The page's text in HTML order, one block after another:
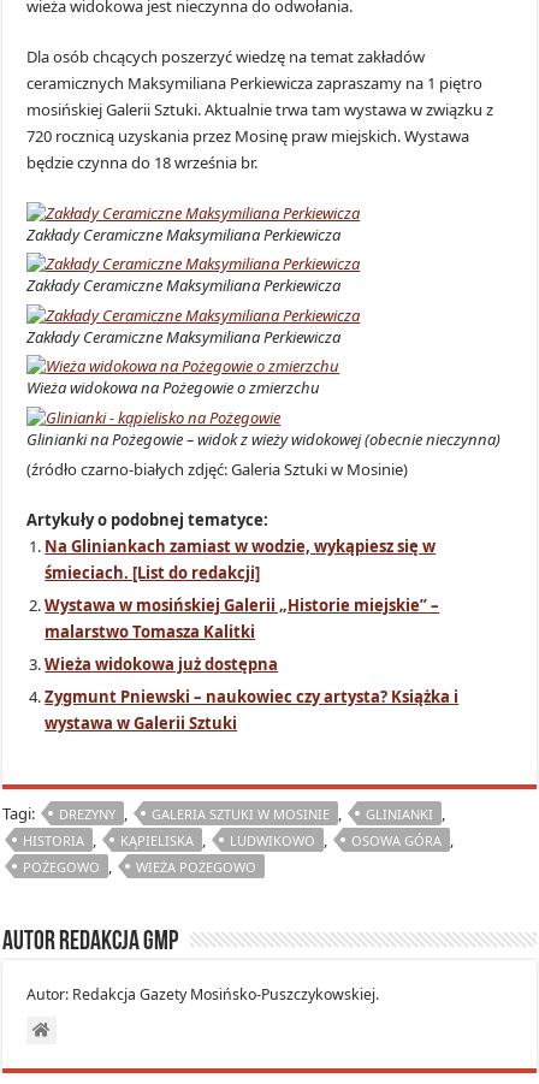
wieża widokowa jest nieczynna do odwołania.
Dla osób chcących poszerzyć wiedzę na temat zakładów
ceramicznych Maksymiliana Perkiewicza zapraszamy na 1 piętro
mosińskiej Galerii Sztuki. Aktualnie trwa tam wystawa w związku z
720 rocznicą uzyskania przez Mosinę praw miejskich. Wystawa
będzie czynna do 18 września br.
Zakłady Ceramiczne Maksymiliana Perkiewicza
Zakłady Ceramiczne Maksymiliana Perkiewicza
Zakłady Ceramiczne Maksymiliana Perkiewicza
Wieża widokowa na Pożegowie o zmierzchu
Glinianki na Pożegowie – widok z wieży widokowej (obecnie nieczynna)
(źródło czarno-białych zdjęć: Galeria Sztuki w Mosinie)
Artykuły o podobnej tematyce:
Na Gliniankach zamiast w wodzie, wykąpiesz się w
śmieciach. [List do redakcji]
Wystawa w mosińskiej Galerii „Historie miejskie” –
malarstwo Tomasza Kalitki
Wieża widokowa już dostępna
Zygmunt Pniewski – naukowiec czy artysta? Książka i
wystawa w Galerii Sztuki
Tagi: DREZYNY , GALERIA SZTUKI W MOSINIE , GLINIANKI ,
HISTORIA , KĄPIELISKA , LUDWIKOWO , OSOWA GÓRA ,
POŻEGOWO , WIEŻA POŻEGOWO
Autor Redakcja GMP
Autor: Redakcja Gazety Mosińsko-Puszczykowskiej.